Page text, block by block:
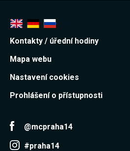
Kontakty / úřední hodiny
Mapa webu
Nastavení cookies
Prohlášení o přístupnosti
@mcpraha14
#praha14